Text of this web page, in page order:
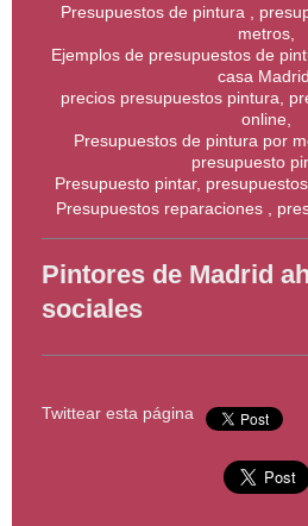
Presupuestos de pintura ,
metros,
Ejemplos de presupuestos de
casa Madrid,
precios presupuestos pintura,
online,
Presupuestos de pintura por
presupuesto
Presupuesto pintar,
Presupuestos reparaciones ,
Pintores de Madrid
sociales
Twittear esta página